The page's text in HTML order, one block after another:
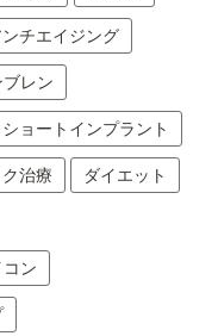
ンチエイジング
レン
ショートインプラント
治療 ダイエット
ン